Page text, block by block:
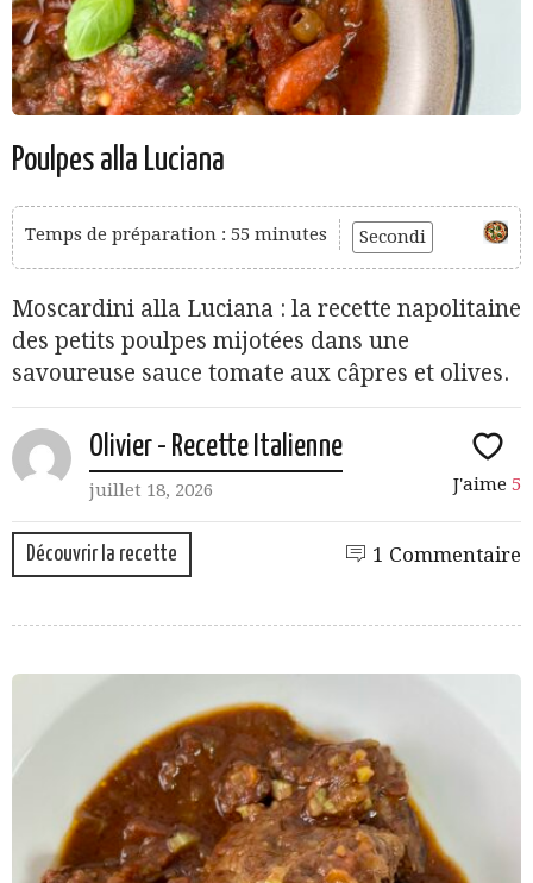
Poulpes alla Luciana
Temps de préparation : 55 minutes Secondi
Moscardini alla Luciana : la recette napolitaine
des petits poulpes mijotées dans une
savoureuse sauce tomate aux câpres et olives.
Olivier - Recette Italienne
juillet 18, 2026 J'aime 5
Découvrir la recette 1 Commentaire